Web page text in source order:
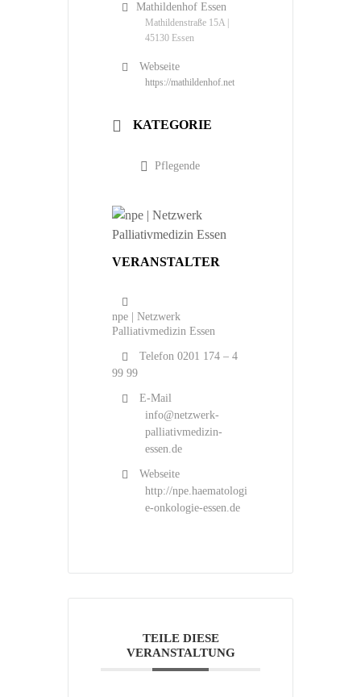
Mathildenhof Essen
Mathildenstraße 15A |
45130 Essen
Webseite
https://mathildenhof.net
KATEGORIE
Pflegende
VERANSTALTER
npe | Netzwerk
Palliativmedizin Essen
Telefon 0201 174 – 4
99 99
E-Mail
info@netzwerk-
palliativmedizin-
essen.de
Webseite
http://npe.haematologi
e-onkologie-essen.de
TEILE DIESE
VERANSTALTUNG